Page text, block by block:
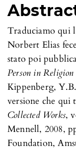
Traduciamo qui
Norbert Elias
stato poi
Person in
Kippenberg,
versione che qui
Collected Works,
Mennell, 2008,
Foundation,